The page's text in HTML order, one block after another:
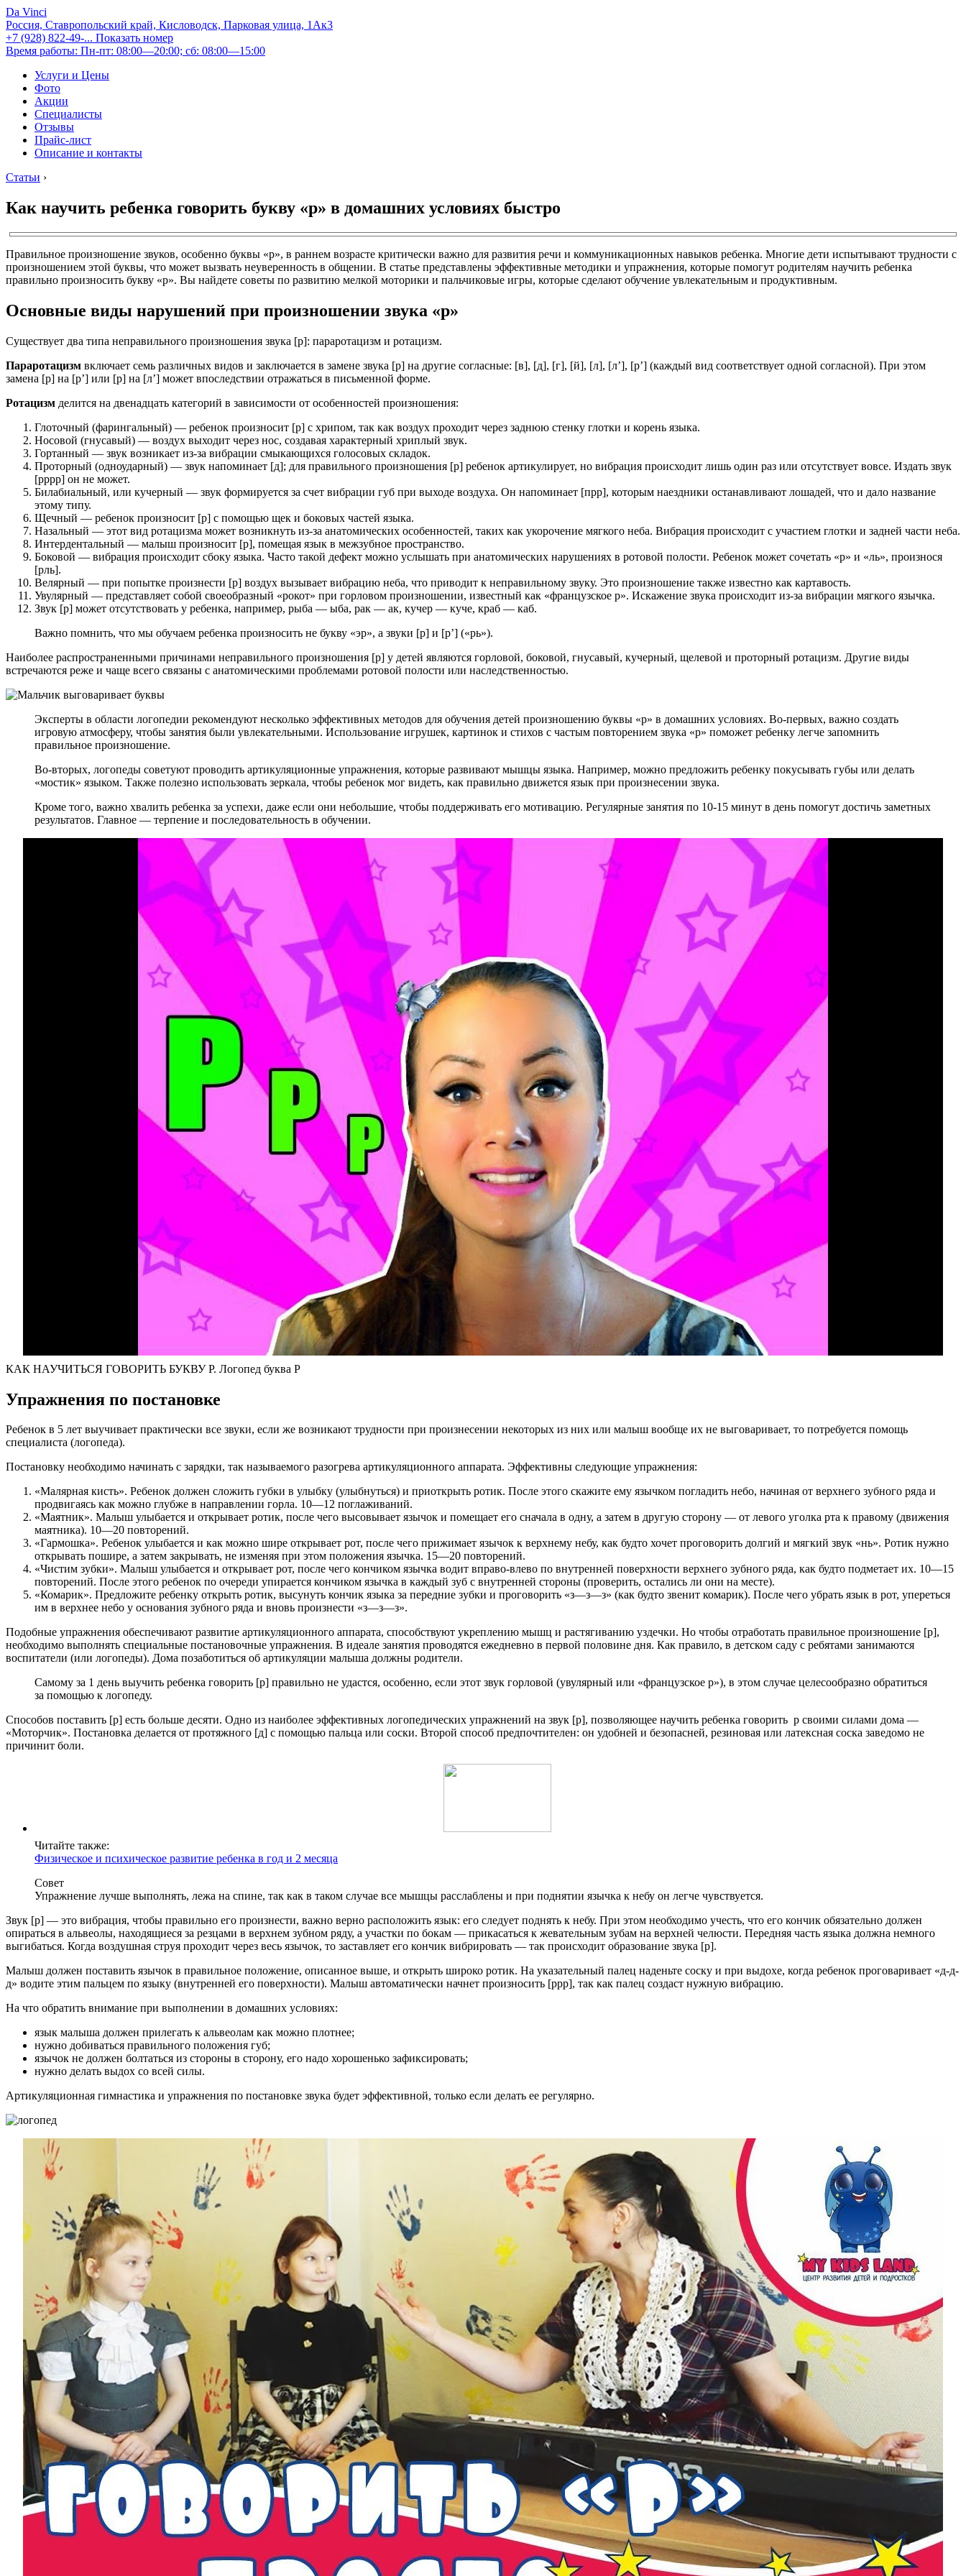
Da Vinci
Россия, Ставропольский край, Кисловодск, Парковая улица, 1Ак3
+7 (928) 822-49-... Показать номер
Время работы: Пн-пт: 08:00—20:00; сб: 08:00—15:00
Услуги и Цены
Фото
Акции
Специалисты
Отзывы
Прайс-лист
Описание и контакты
Статьи ›
Как научить ребенка говорить букву «р» в домашних условиях быстро
Правильное произношение звуков, особенно буквы «р», в раннем возрасте критически важно для развития речи и коммуникационных навыков ребенка. Многие дети испытывают трудности с
произношением этой буквы, что может вызвать неуверенность в общении. В статье представлены эффективные методики и упражнения, которые помогут родителям научить ребенка
правильно произносить букву «р». Вы найдете советы по развитию мелкой моторики и пальчиковые игры, которые сделают обучение увлекательным и продуктивным.
Основные виды нарушений при произношении звука «р»
Существует два типа неправильного произношения звука [р]: параротацизм и ротацизм.
Параротацизм включает семь различных видов и заключается в замене звука [р] на другие согласные: [в], [д], [г], [й], [л], [л’], [р’] (каждый вид соответствует одной согласной). При этом
замена [р] на [р’] или [р] на [л’] может впоследствии отражаться в письменной форме.
Ротацизм делится на двенадцать категорий в зависимости от особенностей произношения:
Глоточный (фарингальный) — ребенок произносит [р] с хрипом, так как воздух проходит через заднюю стенку глотки и корень языка.
Носовой (гнусавый) — воздух выходит через нос, создавая характерный хриплый звук.
Гортанный — звук возникает из-за вибрации смыкающихся голосовых складок.
Проторный (одноударный) — звук напоминает [д]; для правильного произношения [р] ребенок артикулирует, но вибрация происходит лишь один раз или отсутствует вовсе. Издать звук
[рррр] он не может.
Билабиальный, или кучерный — звук формируется за счет вибрации губ при выходе воздуха. Он напоминает [прр], которым наездники останавливают лошадей, что и дало название
этому типу.
Щечный — ребенок произносит [р] с помощью щек и боковых частей языка.
Назальный — этот вид ротацизма может возникнуть из-за анатомических особенностей, таких как укорочение мягкого неба. Вибрация происходит с участием глотки и задней части неба.
Интердентальный — малыш произносит [р], помещая язык в межзубное пространство.
Боковой — вибрация происходит сбоку языка. Часто такой дефект можно услышать при анатомических нарушениях в ротовой полости. Ребенок может сочетать «р» и «ль», произнося
[рль].
Велярный — при попытке произнести [р] воздух вызывает вибрацию неба, что приводит к неправильному звуку. Это произношение также известно как картавость.
Увулярный — представляет собой своеобразный «рокот» при горловом произношении, известный как «французское р». Искажение звука происходит из-за вибрации мягкого язычка.
Звук [р] может отсутствовать у ребенка, например, рыба — ыба, рак — ак, кучер — куче, краб — каб.
Важно помнить, что мы обучаем ребенка произносить не букву «эр», а звуки [р] и [р’] («рь»).
Наиболее распространенными причинами неправильного произношения [р] у детей являются горловой, боковой, гнусавый, кучерный, щелевой и проторный ротацизм. Другие виды
встречаются реже и чаще всего связаны с анатомическими проблемами ротовой полости или наследственностью.
Эксперты в области логопедии рекомендуют несколько эффективных методов для обучения детей произношению буквы «р» в домашних условиях. Во-первых, важно создать
игровую атмосферу, чтобы занятия были увлекательными. Использование игрушек, картинок и стихов с частым повторением звука «р» поможет ребенку легче запомнить
правильное произношение.
Во-вторых, логопеды советуют проводить артикуляционные упражнения, которые развивают мышцы языка. Например, можно предложить ребенку покусывать губы или делать
«мостик» языком. Также полезно использовать зеркала, чтобы ребенок мог видеть, как правильно движется язык при произнесении звука.
Кроме того, важно хвалить ребенка за успехи, даже если они небольшие, чтобы поддерживать его мотивацию. Регулярные занятия по 10-15 минут в день помогут достичь заметных
результатов. Главное — терпение и последовательность в обучении.
КАК НАУЧИТЬСЯ ГОВОРИТЬ БУКВУ Р. Логопед буква Р
Упражнения по постановке
Ребенок в 5 лет выучивает практически все звуки, если же возникают трудности при произнесении некоторых из них или малыш вообще их не выговаривает, то потребуется помощь
специалиста (логопеда).
Постановку необходимо начинать с зарядки, так называемого разогрева артикуляционного аппарата. Эффективны следующие упражнения:
«Малярная кисть». Ребенок должен сложить губки в улыбку (улыбнуться) и приоткрыть ротик. После этого скажите ему язычком погладить небо, начиная от верхнего зубного ряда и
продвигаясь как можно глубже в направлении горла. 10—12 поглаживаний.
«Маятник». Малыш улыбается и открывает ротик, после чего высовывает язычок и помещает его сначала в одну, а затем в другую сторону — от левого уголка рта к правому (движения
маятника). 10—20 повторений.
«Гармошка». Ребенок улыбается и как можно шире открывает рот, после чего прижимает язычок к верхнему небу, как будто хочет проговорить долгий и мягкий звук «нь». Ротик нужно
открывать пошире, а затем закрывать, не изменяя при этом положения язычка. 15—20 повторений.
«Чистим зубки». Малыш улыбается и открывает рот, после чего кончиком язычка водит вправо-влево по внутренней поверхности верхнего зубного ряда, как будто подметает их. 10—15
повторений. После этого ребенок по очереди упирается кончиком язычка в каждый зуб с внутренней стороны (проверить, остались ли они на месте).
«Комарик». Предложите ребенку открыть ротик, высунуть кончик языка за передние зубки и проговорить «з—з—з» (как будто звенит комарик). После чего убрать язык в рот, упереться
им в верхнее небо у основания зубного ряда и вновь произнести «з—з—з».
Подобные упражнения обеспечивают развитие артикуляционного аппарата, способствуют укреплению мышц и растягиванию уздечки. Но чтобы отработать правильное произношение [р],
необходимо выполнять специальные постановочные упражнения. В идеале занятия проводятся ежедневно в первой половине дня. Как правило, в детском саду с ребятами занимаются
воспитатели (или логопеды). Дома позаботиться об артикуляции малыша должны родители.
Самому за 1 день выучить ребенка говорить [р] правильно не удастся, особенно, если этот звук горловой (увулярный или «французское р»), в этом случае целесообразно обратиться
за помощью к логопеду.
Способов поставить [р] есть больше десяти. Одно из наиболее эффективных логопедических упражнений на звук [р], позволяющее научить ребенка говорить р своими силами дома —
«Моторчик». Постановка делается от протяжного [д] с помощью пальца или соски. Второй способ предпочтителен: он удобней и безопасней, резиновая или латексная соска заведомо не
причинит боли.
Читайте также:
Физическое и психическое развитие ребенка в год и 2 месяца
Совет
Упражнение лучше выполнять, лежа на спине, так как в таком случае все мышцы расслаблены и при поднятии язычка к небу он легче чувствуется.
Звук [р] — это вибрация, чтобы правильно его произнести, важно верно расположить язык: его следует поднять к небу. При этом необходимо учесть, что его кончик обязательно должен
опираться в альвеолы, находящиеся за резцами в верхнем зубном ряду, а участки по бокам — прикасаться к жевательным зубам на верхней челюсти. Передняя часть языка должна немного
выгибаться. Когда воздушная струя проходит через весь язычок, то заставляет его кончик вибрировать — так происходит образование звука [р].
Малыш должен поставить язычок в правильное положение, описанное выше, и открыть широко ротик. На указательный палец наденьте соску и при выдохе, когда ребенок проговаривает «д-д-
д» водите этим пальцем по языку (внутренней его поверхности). Малыш автоматически начнет произносить [ррр], так как палец создаст нужную вибрацию.
На что обратить внимание при выполнении в домашних условиях:
язык малыша должен прилегать к альвеолам как можно плотнее;
нужно добиваться правильного положения губ;
язычок не должен болтаться из стороны в сторону, его надо хорошенько зафиксировать;
нужно делать выдох со всей силы.
Артикуляционная гимнастика и упражнения по постановке звука будет эффективной, только если делать ее регулярно.